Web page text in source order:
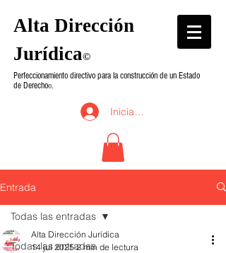
Alta Dirección
Jurídica©
Perfeccionamiento directivo para la construcción de un Estado
de Derecho©.
Iniciar sesión
Entrada
Todas las entradas
Todas las entradas
Alta Dirección Jurídica
14 jul 2025 2 min de lectura